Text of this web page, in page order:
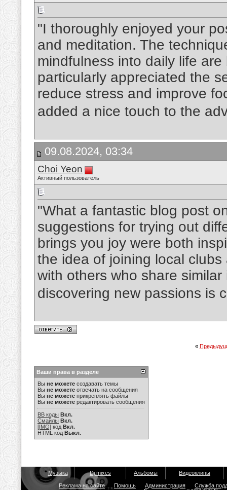
"I thoroughly enjoyed your
and meditation. The
mindfulness into daily life
particularly appreciated the
reduce stress and improve
added a nice touch to the
09.08.2024, 03:34
Choi Yeon
Активный пользователь
"What a fantastic blog post
suggestions for trying out
brings you joy were both
the idea of joining local
with others who share
discovering new passions is
«
Ваши права в разделе
Вы не можете создавать темы
Вы не можете отвечать на сообщения
Вы не можете прикреплять файлы
Вы не можете редактировать сообщения
BB коды Вкл.
Смайлы Вкл.
[IMG] код Вкл.
HTML код Выкл.
Музыка Dj mixes Альбомы Видеоклипы
Реклама на сайте Помощь Администрация Служба